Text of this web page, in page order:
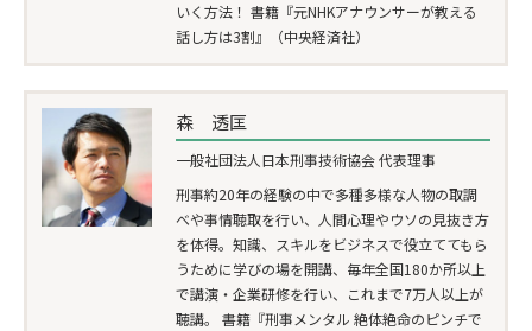
いく方法！ 書籍『元NHKアナウンサーが教える
話し方は3割』（中央経済社）
森 透匡
一般社団法人日本刑事技術協会 代表理事
刑事約20年の経験の中で多種多様な人物の取調
べや事情聴取を行い、人間心理やウソの見抜き方
を体得。知識、スキルをビジネスで役立ててもら
うために学びの場を開講、毎年全国180か所以上
で講演・企業研修を行い、これまで7万人以上が
聴講。 書籍『刑事メンタル 絶体絶命のピンチで